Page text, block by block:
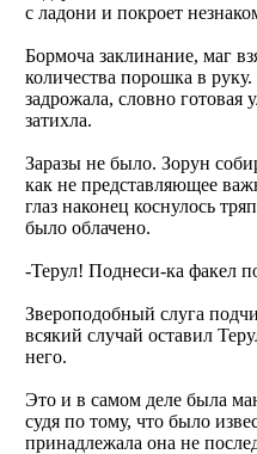
с ладони и покроет
Бормоча заклинание, маг
количества порошка в
задрожала, словно готовая
затихла.
Заразы не было. Зорун
как не представляющее
глаз наконец коснулось
было облачено.
-Терул! Поднеси-ка факел
Звероподобный слуга
всякий случай оставил
него.
Это и в самом деле была
судя по тому, что было
принадлежала она не